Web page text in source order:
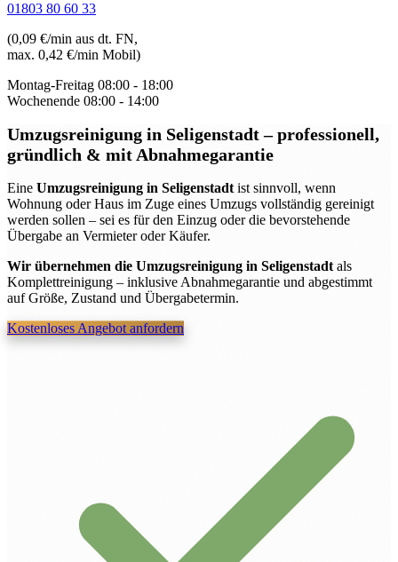
01803 80 60 33
(0,09 €/min aus dt. FN,
max. 0,42 €/min Mobil)
Montag-Freitag 08:00 - 18:00
Wochenende 08:00 - 14:00
Umzugsreinigung in Seligenstadt– professionell,
gründlich & mit Abnahmegarantie
Eine Umzugsreinigung in Seligenstadt ist sinnvoll, wenn
Wohnung oder Haus im Zuge eines Umzugs vollständig gereinigt
werden sollen – sei es für den Einzug oder die bevorstehende
Übergabe an Vermieter oder Käufer.
Wir übernehmen die Umzugsreinigung in Seligenstadt als
Komplettreinigung – inklusive Abnahmegarantie und abgestimmt
auf Größe, Zustand und Übergabetermin.
Kostenloses Angebot anfordern